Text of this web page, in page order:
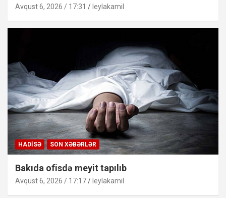
Avqust 6, 2026 / 17:31 leylakamil
HADISƏ SON XƏBƏRLƏR
Bakıda ofisdə meyit tapılıb
Avqust 6, 2026 / 17:17 leylakamil